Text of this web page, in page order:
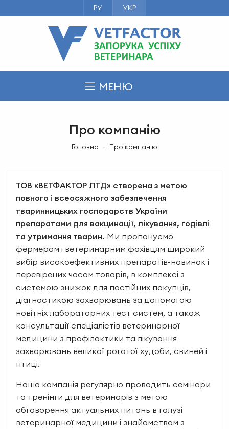
РУ УКР
МЕНЮ
Про компанію
Головна Про компанію
ТОВ «ВЕТФАКТОР ЛТД» створена з метою
повного і всеосяжного забезпечення
тваринницьких господарств України
препаратами для вакцинації, лікування, годівлі
та утримання тварин. Ми пропонуємо
фермерам і ветеринарним фахівцям широкий
вибір високоефективних препаратів-новинок і
перевірених часом товарів, в комплексі з
системою знижок для постійних покупців,
діагностикою захворювань за допомогою
новітніх лабораторних тест систем, а також
консультації спеціалістів ветеринарної
медицини з профілактики та лікування
захворювань великої рогатої худоби, свиней і
птиці.
Наша компанія регулярно проводить семінари
та тренінги для ветеринарів з метою
обговорення актуальних питань в галузі
ветеринарної медицини і знайомством з